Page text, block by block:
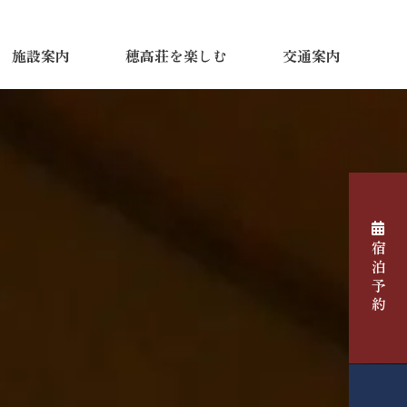
施設案内 穂高荘を楽しむ 交通案内
宿泊予約